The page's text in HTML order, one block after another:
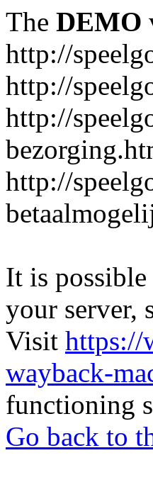
The DEMO
http://
http://
http://
http://
It is
your server,
Visit https://
wayback-
functioning
Go back to